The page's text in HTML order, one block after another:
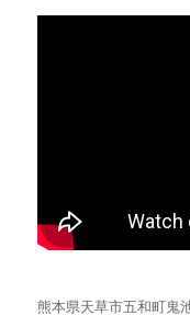
熊本県天草市五和町鬼